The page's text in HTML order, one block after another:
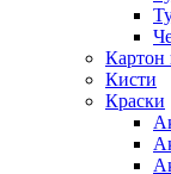
Картон
Кисти
Краски